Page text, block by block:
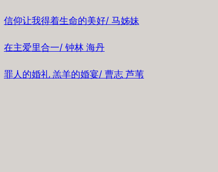
信仰让我得着生命的美好/ 马姊妹
在主爱里合一/ 钟林 海丹
罪人的婚礼 羔羊的婚宴/ 曹志 芦苇